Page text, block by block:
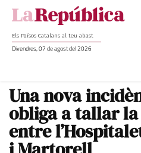
Els Països Catalans al teu abast
Divendres, 07 de agost del 2026
Una nova
obliga a tallar
entre